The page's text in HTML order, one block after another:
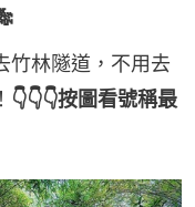
竹林隧道，不用去
👇👇👇按圖看號稱最